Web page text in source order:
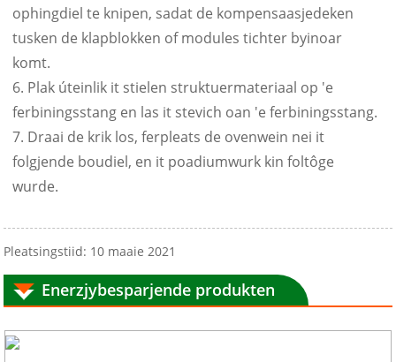
ophingdiel te knipen, sadat de kompensaasjedeken
tusken de klapblokken of modules tichter byinoar
komt.
6. Plak úteinlik it stielen struktuermateriaal op 'e
ferbiningsstang en las it stevich oan 'e ferbiningsstang.
7. Draai de krik los, ferpleats de ovenwein nei it
folgjende boudiel, en it poadiumwurk kin foltôge
wurde.
Pleatsingstiid: 10 maaie 2021
Enerzjybesparjende produkten